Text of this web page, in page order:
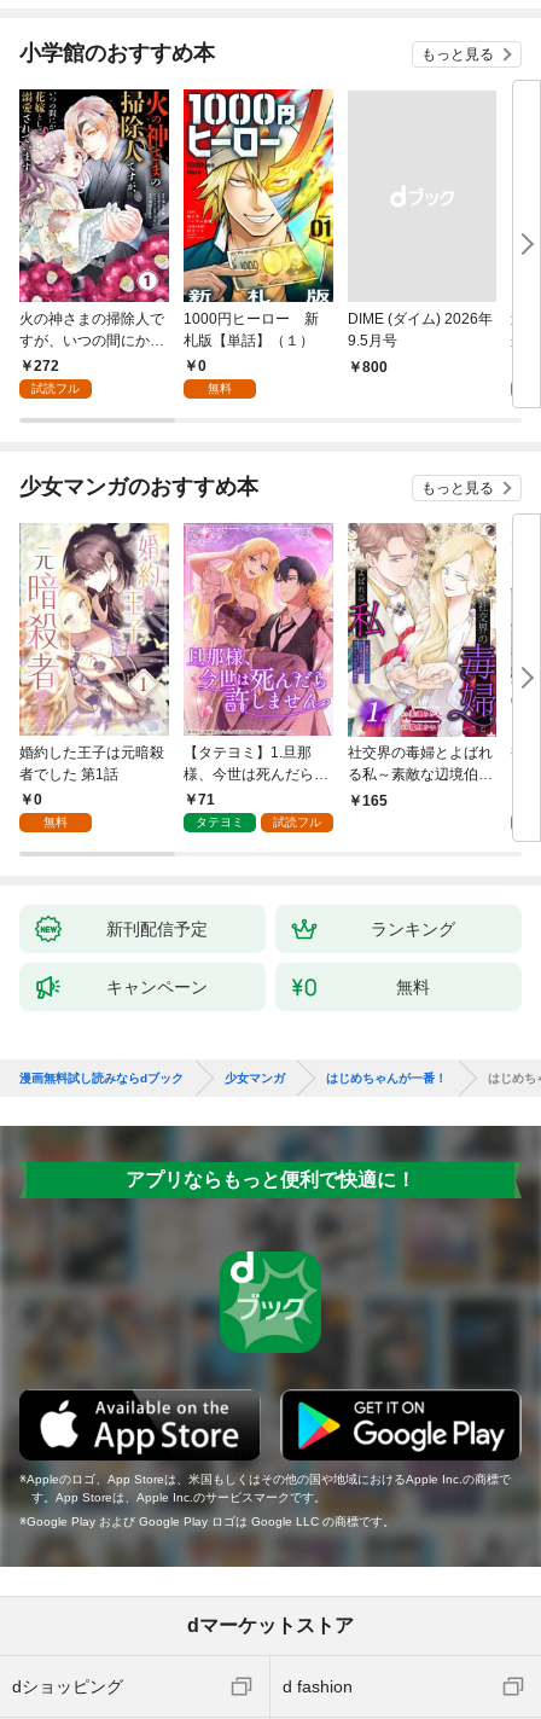
小学館のおすすめ本 もっと見る
火の神さまの掃除人で
すが、いつの間にか花
嫁として溺愛されてい
ます【単話】（１）
272
試読フル
1000円ヒーロー 新
札版【単話】（１）
0
無料
DIME (ダイム) 2026年
9.5月号
￥800
追
か
れ
（
少女マンガのおすすめ本 もっと見る
婚約した王子は元暗殺
者でした 第1話
0
無料
【タテヨミ】1.旦那
様、今世は死んだら許
しません
71
タテヨミ 試読フル
社交界の毒婦とよばれ
る私～素敵な辺境伯令
息に腕を折られたの
165
視
新刊配信予定 ランキング
キャンペーン 無料
漫画無料試し読みならdブック 少女マンガ はじめちゃんが一番！ はじめち
アプリならもっと便利で快適に！
Appleのロゴ、App Storeは、米国もしくはその他の国や地域におけるApple Inc.の商標で
す。App Storeは、Apple Inc.のサービスマークです。
Google Play および Google Play ロゴは Google LLC の商標です。
dマーケットストア
dショッピング d fashion